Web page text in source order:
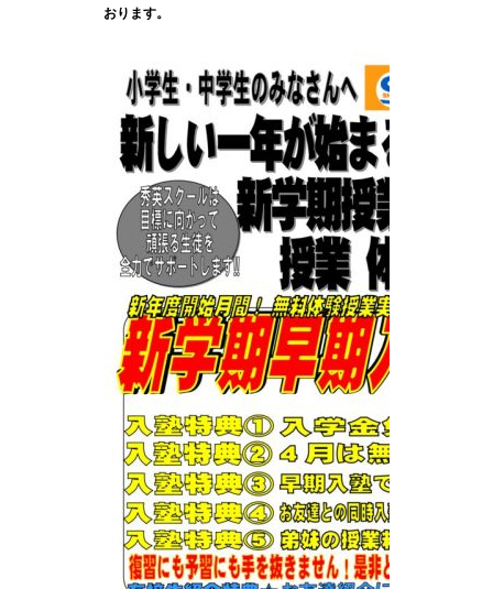
おります。